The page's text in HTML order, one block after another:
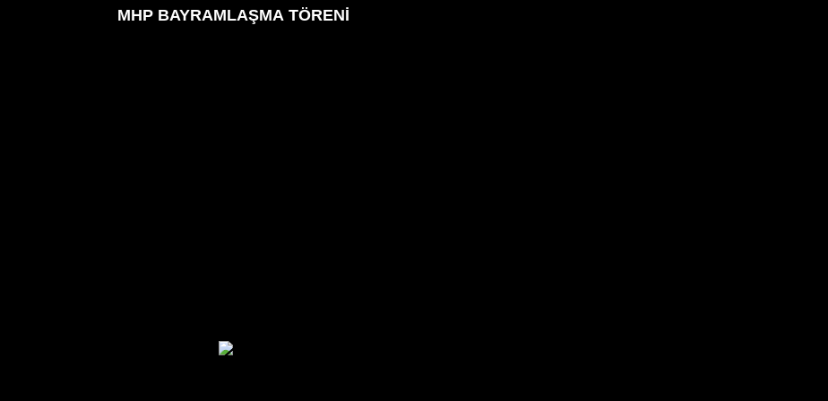
MHP BAYRAMLAŞMA TÖRENİ